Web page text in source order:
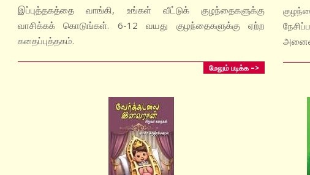
15
இப்புத்தகத்தை வாங்கி, உங்கள் வீட்டுக் குழந்தைகளுக்கு
வாசிக்கக் கொடுங்கள். 6-12 வயது குழந்தைகளுக்கு ஏற்ற
கதைப்புத்தகம்.
மேலும் படிக்க –>
15